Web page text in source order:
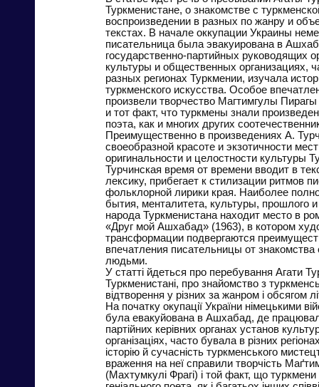
Туркменистане, о знакомстве с
воспроизведении в разных по жанру и
текстах. В начале оккупации Украины
писательница была эвакуирована в
государственно-партийных руководящих
культуры и общественных организациях,
разных регионах Туркмении, изучала
туркменского искусства. Особое
произвели творчество Магтимгулы
и тот факт, что туркмены знали
поэта, как и многих других
Преимущественно в произведениях А.
своеобразной красоте и экзотичности
оригинальности и целостности культуры
Турчинская время от времени вводит в
лексику, прибегает к стилизации ритмов
фольклорной лирики края. Наиболее
бытия, менталитета, культуры, прошлого
народа Туркменистана находит место в
«Друг мой Ашхабад» (1963), в котором
трансформации подвергаются
впечатления писательницы от знакомства
людьми.
У статті йдеться про перебування Агати
Туркменистані, про знайомство з
відтворення у різних за жанром і обсягом
На початку окупації України німецькими
була евакуйована в Ашхабад, де
партійних керівних органах установ
організаціях, часто бувала в різних
історію й сучасність туркменського
враження на неї справили творчість
(Махтумкулі Фрагі) і той факт, що